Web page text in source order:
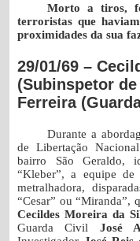
Morto a tiros,
terroristas que
proximidades da sua
29/01/69 –
(Subinspetor
Ferreira
Durante a
de Libertação
bairro São Geraldo,
“Kleber”, a equipe de
metralhadora,
“Cesar” ou “Miranda”,
Cecildes Moreira da
Guarda Civil José